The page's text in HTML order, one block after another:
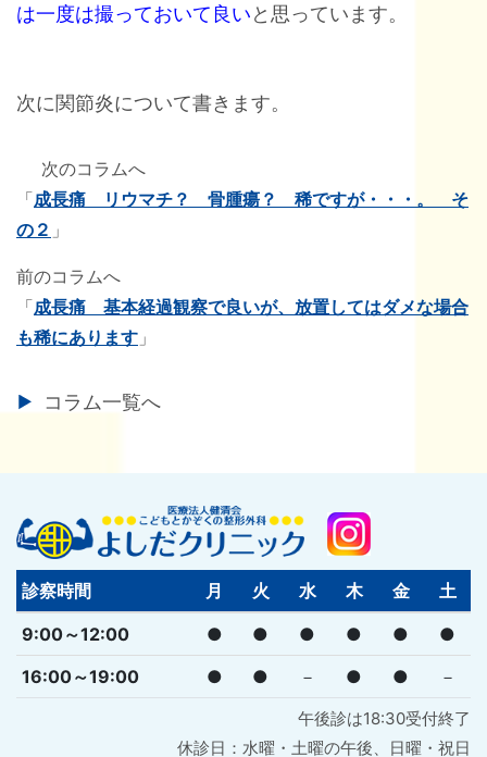
は一度は撮っておいて良いと思っています。
次に関節炎について書きます。
次のコラムへ
「成長痛 リウマチ？ 骨腫瘍？ 稀ですが・・・。 そ
の２ 」
前のコラムへ
「成長痛 基本経過観察で良いが、放置してはダメな場合
も稀にあります 」
コラム一覧へ
診察時間 月 火 水 木 金
土
9:00～12:00
● ● ● ● ●
●
16:00～19:00
● ● － ● ● －
午後診は18:30受付終了
休診日：水曜・土曜の午後、日曜・祝日